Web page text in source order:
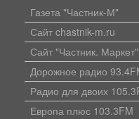
Газета "Частник-М"
Сайт chastnik-m.ru
Сайт "Частник. Маркет"
Дорожное радио
Радио для двоих
Европа плюс 103.3FM